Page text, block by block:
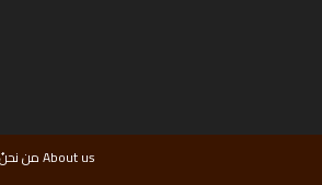
About us من نحنُ